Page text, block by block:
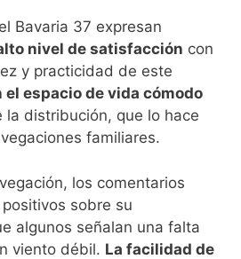
Bavaria 37 expresan
nivel de satisfacción con
y practicidad de este
el espacio de vida cómodo
la distribución, que lo hace
familiares.
los comentarios
sobre su
algunos señalan una falta
viento débil. La facilidad de